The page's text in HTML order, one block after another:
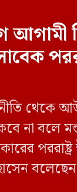
থেকে
না বলে